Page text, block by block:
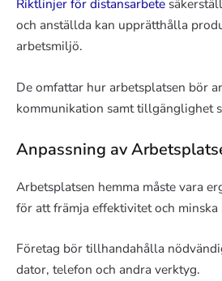
Riktlinjer för distansarbete
och anställda kan upprätthålla
arbetsmiljö.
De omfattar hur arbetsplatsen bör
kommunikation samt tillgänglighet
Anpassning av
Arbetsplatsen hemma måste vara
för att främja effektivitet och minska
Företag bör tillhandahålla
dator, telefon och andra verktyg.